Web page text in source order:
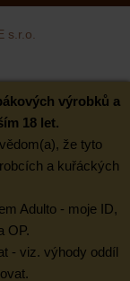
s.r.o.
výrobků a
18 let.
že tyto
a kuřáckých
Adulto - moje ID,
OP.
- viz. výhody oddíl